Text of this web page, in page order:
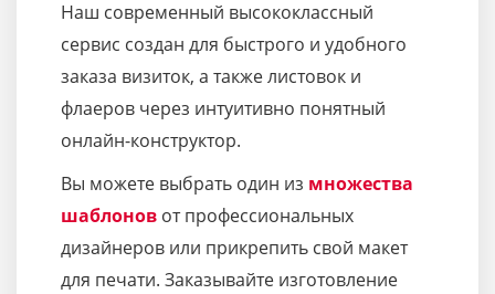
Наш современный высококлассный
сервис создан для быстрого и удобного
заказа визиток, а также листовок и
флаеров через интуитивно понятный
онлайн-конструктор.
Вы можете выбрать один из множества
шаблонов от профессиональных
дизайнеров или прикрепить свой макет
для печати. Заказывайте изготовление